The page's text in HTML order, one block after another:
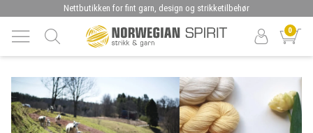
Nettbutikken for fint garn, design og strikketilbehør
0